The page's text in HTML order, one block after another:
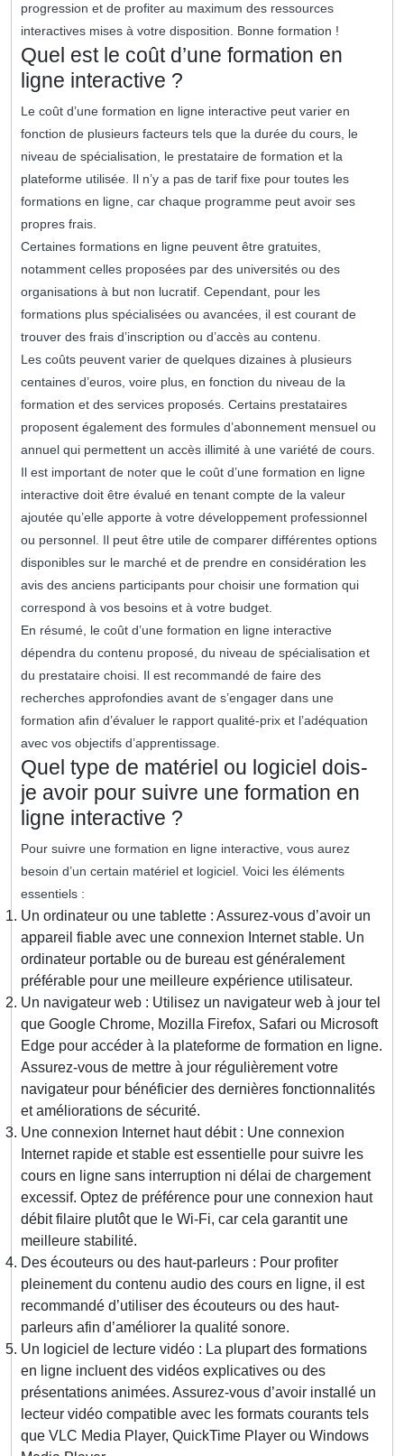
progression et de profiter au maximum des ressources
interactives mises à votre disposition. Bonne formation !
Quel est le coût d’une formation en
ligne interactive ?
Le coût d’une formation en ligne interactive peut varier en
fonction de plusieurs facteurs tels que la durée du cours, le
niveau de spécialisation, le prestataire de formation et la
plateforme utilisée. Il n’y a pas de tarif fixe pour toutes les
formations en ligne, car chaque programme peut avoir ses
propres frais.
Certaines formations en ligne peuvent être gratuites,
notamment celles proposées par des universités ou des
organisations à but non lucratif. Cependant, pour les
formations plus spécialisées ou avancées, il est courant de
trouver des frais d’inscription ou d’accès au contenu.
Les coûts peuvent varier de quelques dizaines à plusieurs
centaines d’euros, voire plus, en fonction du niveau de la
formation et des services proposés. Certains prestataires
proposent également des formules d’abonnement mensuel ou
annuel qui permettent un accès illimité à une variété de cours.
Il est important de noter que le coût d’une formation en ligne
interactive doit être évalué en tenant compte de la valeur
ajoutée qu’elle apporte à votre développement professionnel
ou personnel. Il peut être utile de comparer différentes options
disponibles sur le marché et de prendre en considération les
avis des anciens participants pour choisir une formation qui
correspond à vos besoins et à votre budget.
En résumé, le coût d’une formation en ligne interactive
dépendra du contenu proposé, du niveau de spécialisation et
du prestataire choisi. Il est recommandé de faire des
recherches approfondies avant de s’engager dans une
formation afin d’évaluer le rapport qualité-prix et l’adéquation
avec vos objectifs d’apprentissage.
Quel type de matériel ou logiciel dois-
je avoir pour suivre une formation en
ligne interactive ?
Pour suivre une formation en ligne interactive, vous aurez
besoin d’un certain matériel et logiciel. Voici les éléments
essentiels :
Un ordinateur ou une tablette : Assurez-vous d’avoir un
appareil fiable avec une connexion Internet stable. Un
ordinateur portable ou de bureau est généralement
préférable pour une meilleure expérience utilisateur.
Un navigateur web : Utilisez un navigateur web à jour tel
que Google Chrome, Mozilla Firefox, Safari ou Microsoft
Edge pour accéder à la plateforme de formation en ligne.
Assurez-vous de mettre à jour régulièrement votre
navigateur pour bénéficier des dernières fonctionnalités
et améliorations de sécurité.
Une connexion Internet haut débit : Une connexion
Internet rapide et stable est essentielle pour suivre les
cours en ligne sans interruption ni délai de chargement
excessif. Optez de préférence pour une connexion haut
débit filaire plutôt que le Wi-Fi, car cela garantit une
meilleure stabilité.
Des écouteurs ou des haut-parleurs : Pour profiter
pleinement du contenu audio des cours en ligne, il est
recommandé d’utiliser des écouteurs ou des haut-
parleurs afin d’améliorer la qualité sonore.
Un logiciel de lecture vidéo : La plupart des formations
en ligne incluent des vidéos explicatives ou des
présentations animées. Assurez-vous d’avoir installé un
lecteur vidéo compatible avec les formats courants tels
que VLC Media Player, QuickTime Player ou Windows